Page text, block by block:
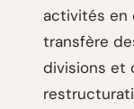
activités en
transfère
divisions et